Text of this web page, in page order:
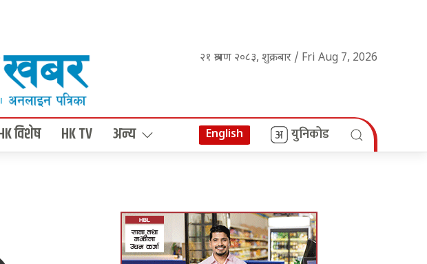
२१ श्रावण २०८३, शुक्रबार / Fri Aug 7, 2026
विशेष HK TV अन्य English युनिकोड